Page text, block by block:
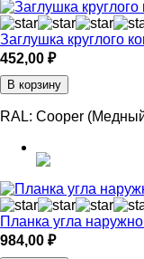
Заглушка круглого
452,00 ₽
В корзину
RAL: Cooper
Планка угла
984,00 ₽